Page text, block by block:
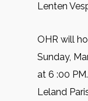
Lenten
OHR will
Sunday,
at 6 :00
Leland